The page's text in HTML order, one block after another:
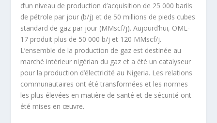
d’un niveau de production d’acquisition de 25 000 barils
de pétrole par jour (b/j) et de 50 millions de pieds cubes
standard de gaz par jour (MMscf/j). Aujourd’hui, OML-
17 produit plus de 50 000 b/j et 120 MMscf/j.
L’ensemble de la production de gaz est destinée au
marché intérieur nigérian du gaz et a été un catalyseur
pour la production d’électricité au Nigeria. Les relations
communautaires ont été transformées et les normes
les plus élevées en matière de santé et de sécurité ont
été mises en œuvre.